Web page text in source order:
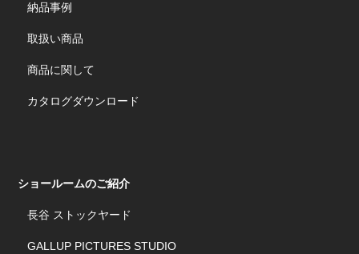
納品事例
取扱い商品
商品に関して
カタログダウンロード
ショールームのご紹介
長谷 ストックヤード
GALLUP PICTURES STUDIO